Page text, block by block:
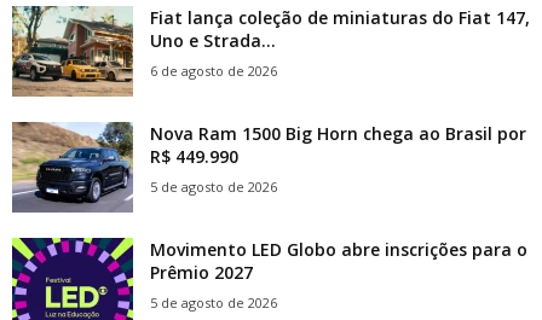
Fiat lança coleção de miniaturas do Fiat 147,
Uno e Strada...
6 de agosto de 2026
Nova Ram 1500 Big Horn chega ao Brasil por
R$ 449.990
5 de agosto de 2026
Movimento LED Globo abre inscrições para o
Prêmio 2027
5 de agosto de 2026